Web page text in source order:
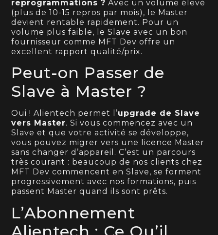
reprogrammations ? Avec un volume élevé
(plus de 10-15 repros par mois), le Master
devient rentable rapidement. Pour un
volume plus faible, le Slave avec un bon
fournisseur comme MFT Dev offre un
excellent rapport qualité/prix.
Peut-on Passer de
Slave à Master ?
Oui ! Alientech permet l’upgrade de Slave
vers Master. Si vous commencez avec un
Slave et que votre activité se développe,
vous pouvez migrer vers une licence Master
sans changer d’appareil. C’est un parcours
très courant : beaucoup de nos clients chez
MFT Dev commencent en Slave, se forment
progressivement avec nos formations, puis
passent Master quand ils sont prêts.
L’Abonnement
Alientech : Ce Qu’il